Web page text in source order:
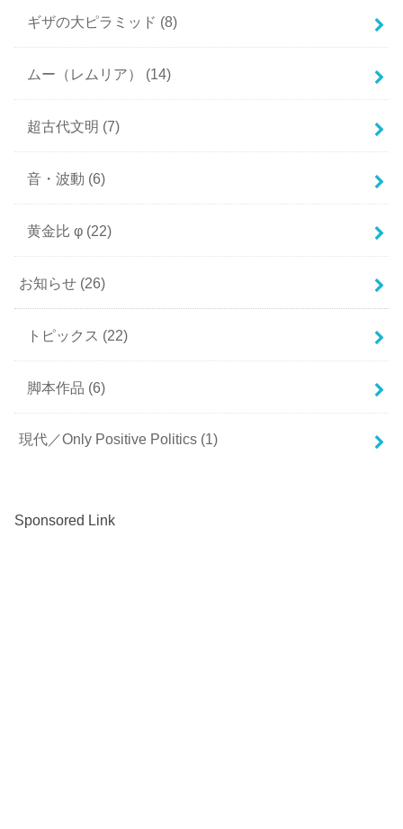
ギザの大ピラミッド (8)
ムー（レムリア） (14)
超古代文明 (7)
音・波動 (6)
黄金比 φ (22)
お知らせ (26)
トピックス (22)
脚本作品 (6)
現代／Only Positive Politics (1)
Sponsored Link